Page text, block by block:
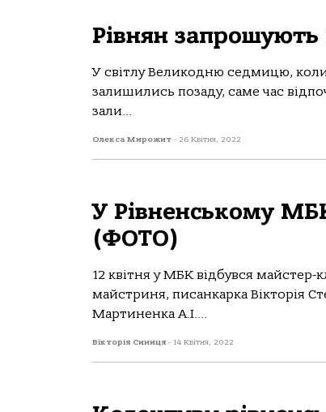
Рівнян
У світлу Великодню седмицю,
залишились позаду, саме час
зали...
Олекса Мирожит - 26 Квітня, 2022
У Рівненському
(ФОТО)
12 квітня у МБК відбувся майстер-
майстриня, писанкарка Вікторія
Мартиненка А.І....
Вікторія Синиця - 14 Квітня, 2022